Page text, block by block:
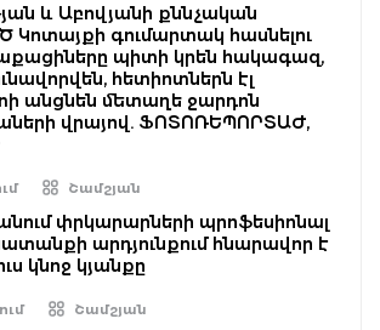
և Աբովյանի քննչական
Կոտայքի գումարտակ հասնելու
պիտի կրեն հակագազ,
հետիոտներն էլ
անցնեն մետաղե ջարդոն
վրայով. ՖՈՏՈՌԵՊՈՐՏԱԺ,
Շամշյան
փրկարարների պրոֆեսիոնալ
արդյունքում հնարավոր է
կնոջ կյանքը
Շամշյան